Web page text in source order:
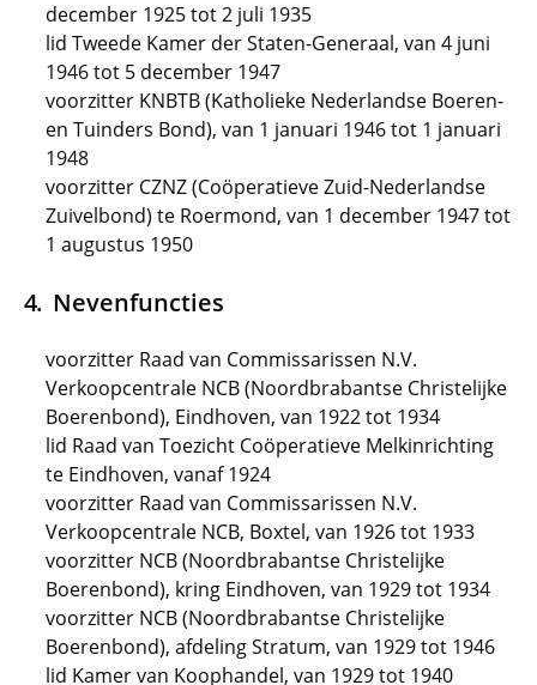
december 1925 tot 2 juli 1935
lid Tweede Kamer der Staten-Generaal, van 4 juni
1946 tot 5 december 1947
voorzitter KNBTB (Katholieke Nederlandse Boeren-
en Tuinders Bond), van 1 januari 1946 tot 1 januari
1948
voorzitter CZNZ (Coöperatieve Zuid-Nederlandse
Zuivelbond) te Roermond, van 1 december 1947 tot
1 augustus 1950
Nevenfuncties
voorzitter Raad van Commissarissen N.V.
Verkoopcentrale NCB (Noordbrabantse Christelijke
Boerenbond), Eindhoven, van 1922 tot 1934
lid Raad van Toezicht Coöperatieve Melkinrichting
te Eindhoven, vanaf 1924
voorzitter Raad van Commissarissen N.V.
Verkoopcentrale NCB, Boxtel, van 1926 tot 1933
voorzitter NCB (Noordbrabantse Christelijke
Boerenbond), kring Eindhoven, van 1929 tot 1934
voorzitter NCB (Noordbrabantse Christelijke
Boerenbond), afdeling Stratum, van 1929 tot 1946
lid Kamer van Koophandel, van 1929 tot 1940